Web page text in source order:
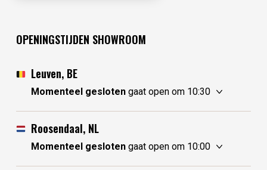
OPENINGSTIJDEN SHOWROOM
Leuven, BE
Momenteel geslotengaat open om 10:30
vrijdag
10:30 - 17:30
zaterdag
zondag
gesloten
Roosendaal, NL
Momenteel geslotengaat open om 10:00
vrijdag
10:00 - 17:30